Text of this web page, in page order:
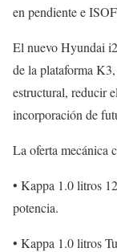
en pendiente e
El nuevo Hyundai
de la plataforma
estructural, reducir
incorporación de
La oferta mecánica
• Kappa 1.0 litros
potencia.
• Kappa 1.0 litros